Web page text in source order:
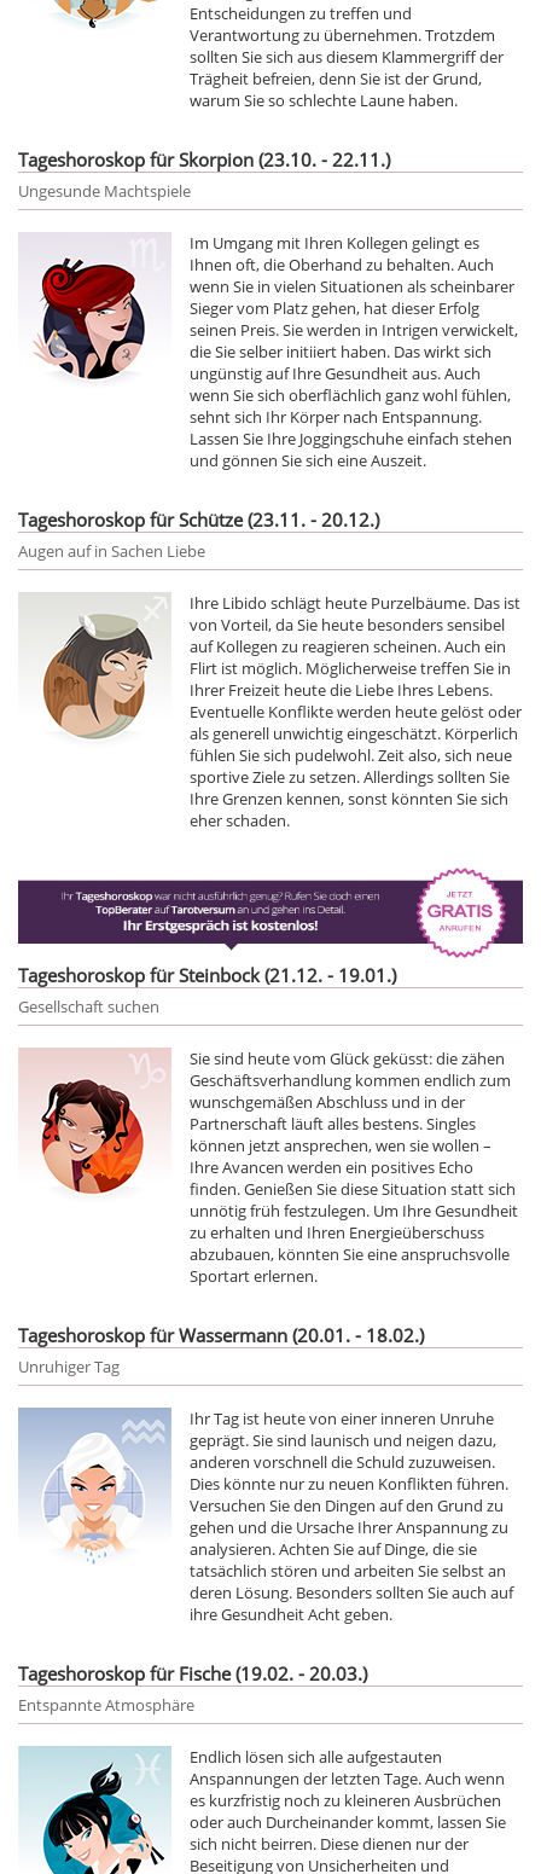
Entscheidungen zu treffen und
Verantwortung zu übernehmen. Trotzdem
sollten Sie sich aus diesem Klammergriff der
Trägheit befreien, denn Sie ist der Grund,
warum Sie so schlechte Laune haben.
Tageshoroskop für Skorpion (23.10. - 22.11.)
Ungesunde Machtspiele
Im Umgang mit Ihren Kollegen gelingt es
Ihnen oft, die Oberhand zu behalten. Auch
wenn Sie in vielen Situationen als scheinbarer
Sieger vom Platz gehen, hat dieser Erfolg
seinen Preis. Sie werden in Intrigen verwickelt,
die Sie selber initiiert haben. Das wirkt sich
ungünstig auf Ihre Gesundheit aus. Auch
wenn Sie sich oberflächlich ganz wohl fühlen,
sehnt sich Ihr Körper nach Entspannung.
Lassen Sie Ihre Joggingschuhe einfach stehen
und gönnen Sie sich eine Auszeit.
Tageshoroskop für Schütze (23.11. - 20.12.)
Augen auf in Sachen Liebe
Ihre Libido schlägt heute Purzelbäume. Das ist
von Vorteil, da Sie heute besonders sensibel
auf Kollegen zu reagieren scheinen. Auch ein
Flirt ist möglich. Möglicherweise treffen Sie in
Ihrer Freizeit heute die Liebe Ihres Lebens.
Eventuelle Konflikte werden heute gelöst oder
als generell unwichtig eingeschätzt. Körperlich
fühlen Sie sich pudelwohl. Zeit also, sich neue
sportive Ziele zu setzen. Allerdings sollten Sie
Ihre Grenzen kennen, sonst könnten Sie sich
eher schaden.
Tageshoroskop für Steinbock (21.12. - 19.01.)
Gesellschaft suchen
Sie sind heute vom Glück geküsst: die zähen
Geschäftsverhandlung kommen endlich zum
wunschgemäßen Abschluss und in der
Partnerschaft läuft alles bestens. Singles
können jetzt ansprechen, wen sie wollen –
Ihre Avancen werden ein positives Echo
finden. Genießen Sie diese Situation statt sich
unnötig früh festzulegen. Um Ihre Gesundheit
zu erhalten und Ihren Energieüberschuss
abzubauen, könnten Sie eine anspruchsvolle
Sportart erlernen.
Tageshoroskop für Wassermann (20.01. - 18.02.)
Unruhiger Tag
Ihr Tag ist heute von einer inneren Unruhe
geprägt. Sie sind launisch und neigen dazu,
anderen vorschnell die Schuld zuzuweisen.
Dies könnte nur zu neuen Konflikten führen.
Versuchen Sie den Dingen auf den Grund zu
gehen und die Ursache Ihrer Anspannung zu
analysieren. Achten Sie auf Dinge, die sie
tatsächlich stören und arbeiten Sie selbst an
deren Lösung. Besonders sollten Sie auch auf
ihre Gesundheit Acht geben.
Tageshoroskop für Fische (19.02. - 20.03.)
Entspannte Atmosphäre
Endlich lösen sich alle aufgestauten
Anspannungen der letzten Tage. Auch wenn
es kurzfristig noch zu kleineren Ausbrüchen
oder auch Durcheinander kommt, lassen Sie
sich nicht beirren. Diese dienen nur der
Beseitigung von Unsicherheiten und